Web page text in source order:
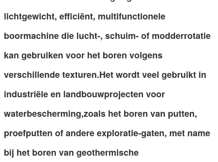
lichtgewicht, efficiënt, multifunctionele
boormachine die lucht-, schuim- of modderrotatie
kan gebruiken voor het boren volgens
verschillende texturen.Het wordt veel gebruikt in
industriële en landbouwprojecten voor
waterbescherming,zoals het boren van putten,
proefputten of andere exploratie-gaten, met name
bij het boren van geothermische